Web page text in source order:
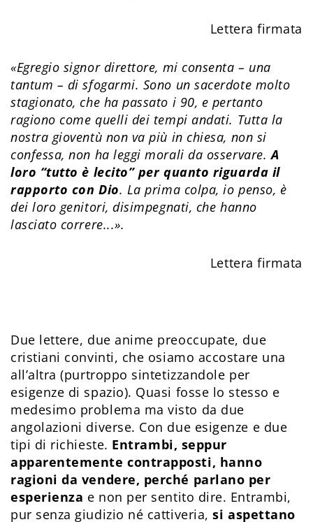
Lettera firmata
«Egregio signor direttore, mi consenta – una
tantum – di sfogarmi. Sono un sacerdote molto
stagionato, che ha passato i 90, e pertanto
ragiono come quelli dei tempi andati. Tutta la
nostra gioventù non va più in chiesa, non si
confessa, non ha leggi morali da osservare.A
loro “tutto è lecito” per quanto riguarda il
rapporto con Dio. La prima colpa, io penso, è
dei loro genitori, disimpegnati, che hanno
lasciato correre...».
Lettera firmata
Due lettere, due anime preoccupate, due
cristiani convinti, che osiamo accostare una
all’altra (purtroppo sintetizzandole per
esigenze di spazio). Quasi fosse lo stesso e
medesimo problema ma visto da due
angolazioni diverse. Con due esigenze e due
tipi di richieste. Entrambi, seppur
apparentemente contrapposti, hanno
ragioni da vendere, perché parlano per
esperienza e non per sentito dire. Entrambi,
pur senza giudizio né cattiveria,si aspettano